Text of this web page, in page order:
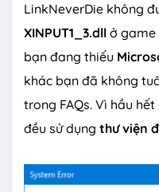
LinkNeverDie không
XINPUT1_3.dll ở game
bạn đang thiếu
khác bạn đã không
trong FAQs. Vì hầu
đều sử dụng thư viện